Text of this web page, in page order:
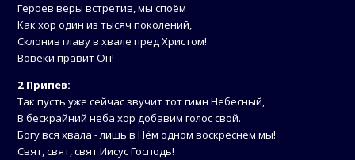
Героев веры встретив, мы споём
Как хор один из тысяч поколений,
Склонив главу в хвале пред Христом!
Вовеки правит Он!
2 Припев:
Так пусть уже сейчас звучит тот гимн Небесный,
В бескрайний неба хор добавим голос свой.
Богу вся хвала - лишь в Нём одном воскреснем мы!
Свят, свят, свят Иисус Господь!